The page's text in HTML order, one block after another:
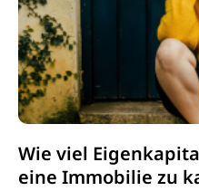
Wie viel
eine Immobilie zu